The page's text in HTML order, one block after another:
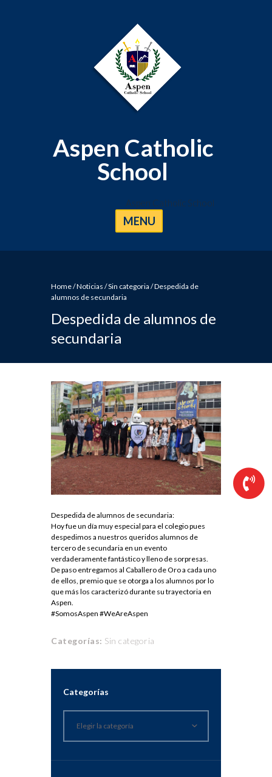
Aspen Catholic
School
Aspen Catholic School
MENU
Home/Noticias /Sin categoria /Despedida de
alumnos de secundaria
Despedida de alumnos de
secundaria
Despedida de alumnos de secundaria:
Hoy fue un día muy especial para el colegio pues
despedimos a nuestros queridos alumnos de
tercero de secundaria en un evento
verdaderamente fantástico y lleno de sorpresas.
De paso entregamos al Caballero de Oro a cada uno
de ellos, premio que se otorga a los alumnos por lo
que más los caracterizó durante su trayectoria en
Aspen.
#SomosAspen #WeAreAspen
Categorías: Sin categoria
Categorías
Categorías
Elegir la categoría